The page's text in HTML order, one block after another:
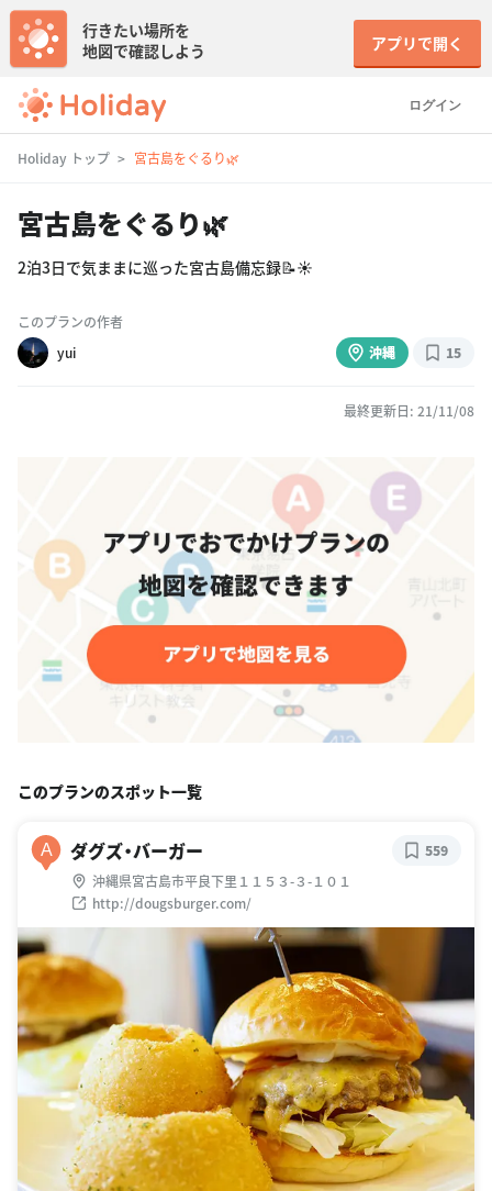
ログイン
行きたい場所を
地図で確認しよう
アプリで開く
Holiday トップ 宮古島をぐるり🌿
宮古島をぐるり🌿
2泊3日で気ままに巡った宮古島備忘録📝☀️
このプランの作者
yui
沖縄 15
最終更新日: 21/11/08
このプランのスポット一覧
A ダグズ・バーガー
沖縄県宮古島市平良下里１１５３-３-１０１
http://dougsburger.com/
559